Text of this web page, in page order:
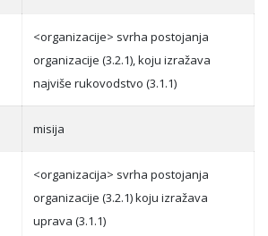
<organizacije> svrha postojanja
organizacije (3.2.1), koju izražava
najviše rukovodstvo (3.1.1)
misija
<organizacija> svrha postojanja
organizacije (3.2.1) koju izražava
uprava (3.1.1)